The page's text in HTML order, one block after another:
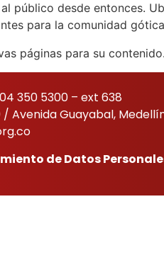
público desde entonces.
para la comunidad
páginas para su
350 5300 – ext 638
/ Avenida Guayabal,
de Datos